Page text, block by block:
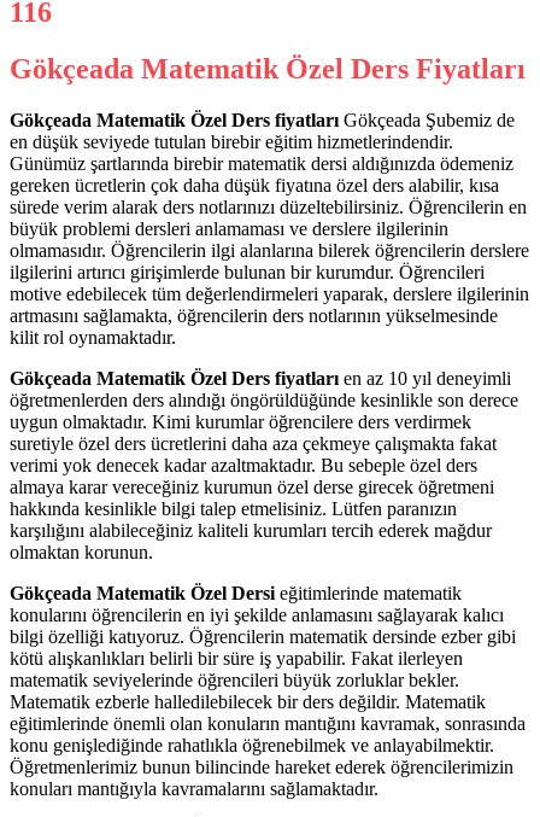
Gökçeada Matematik Özel Ders Fiyatları
Gökçeada Matematik Özel Ders fiyatları Gökçeada Şubemiz de
en düşük seviyede tutulan birebir eğitim hizmetlerindendir.
Günümüz şartlarında birebir matematik dersi aldığınızda ödemeniz
gereken ücretlerin çok daha düşük fiyatına özel ders alabilir, kısa
sürede verim alarak ders notlarınızı düzeltebilirsiniz. Öğrencilerin en
büyük problemi dersleri anlamaması ve derslere ilgilerinin
olmamasıdır. Öğrencilerin ilgi alanlarına bilerek öğrencilerin derslere
ilgilerini artırıcı girişimlerde bulunan bir kurumdur. Öğrencileri
motive edebilecek tüm değerlendirmeleri yaparak, derslere ilgilerinin
artmasını sağlamakta, öğrencilerin ders notlarının yükselmesinde
kilit rol oynamaktadır.
Gökçeada Matematik Özel Ders fiyatları en az 10 yıl deneyimli
öğretmenlerden ders alındığı öngörüldüğünde kesinlikle son derece
uygun olmaktadır. Kimi kurumlar öğrencilere ders verdirmek
suretiyle özel ders ücretlerini daha aza çekmeye çalışmakta fakat
verimi yok denecek kadar azaltmaktadır. Bu sebeple özel ders
almaya karar vereceğiniz kurumun özel derse girecek öğretmeni
hakkında kesinlikle bilgi talep etmelisiniz. Lütfen paranızın
karşılığını alabileceğiniz kaliteli kurumları tercih ederek mağdur
olmaktan korunun.
Gökçeada Matematik Özel Dersi eğitimlerinde matematik
konularını öğrencilerin en iyi şekilde anlamasını sağlayarak kalıcı
bilgi özelliği katıyoruz. Öğrencilerin matematik dersinde ezber gibi
kötü alışkanlıkları belirli bir süre iş yapabilir. Fakat ilerleyen
matematik seviyelerinde öğrencileri büyük zorluklar bekler.
Matematik ezberle halledilebilecek bir ders değildir. Matematik
eğitimlerinde önemli olan konuların mantığını kavramak, sonrasında
konu genişlediğinde rahatlıkla öğrenebilmek ve anlayabilmektir.
Öğretmenlerimiz bunun bilincinde hareket ederek öğrencilerimizin
konuları mantığıyla kavramalarını sağlamaktadır.